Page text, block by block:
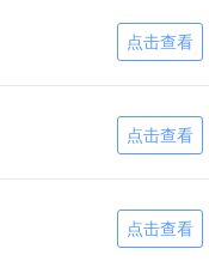
点击查看
点击查看
点击查看